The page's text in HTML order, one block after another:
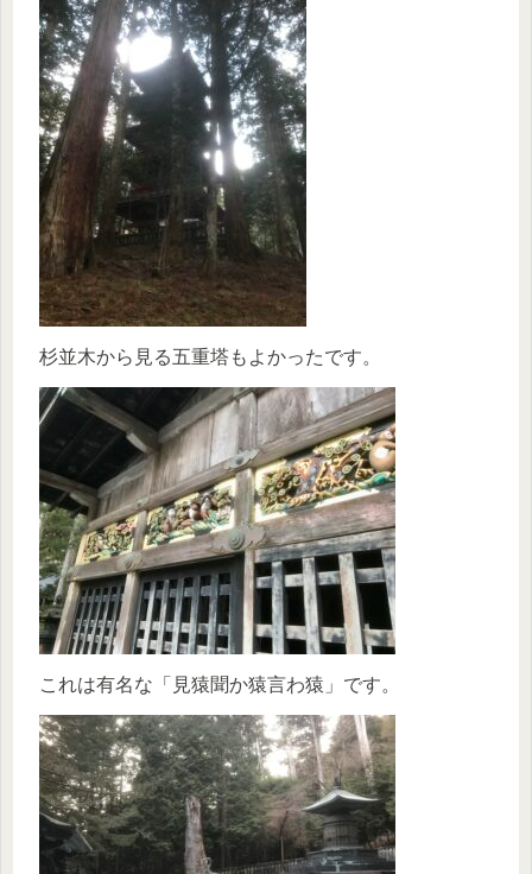
杉並木から見る五重塔もよかったです。
これは有名な「見猿聞か猿言わ猿」です。